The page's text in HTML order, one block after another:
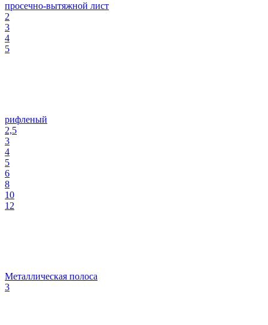
просечно-вытяжной лист
2
3
4
5
рифленый
2,5
3
4
5
6
8
10
12
Металлическая полоса
3